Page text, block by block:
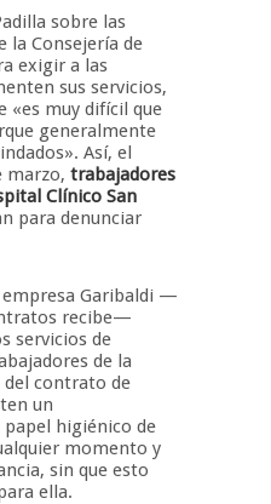
sobre las
la Consejería de
exigir a las
sus servicios,
«es muy difícil que
generalmente
Así, el
marzo, trabajadores
Clínico San
para denunciar
empresa Garibaldi —
recibe—
servicios de
de la
contrato de
un
higiénico de
momento y
sin que esto
ella.